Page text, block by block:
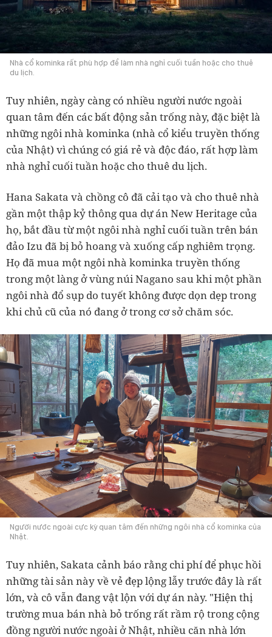
Nhà cổ kominka rất phù hợp để làm nhà nghỉ cuối tuần hoặc cho thuê
du lịch.
Tuy nhiên, ngày càng có nhiều người nước ngoài
quan tâm đến các bất động sản trống này, đặc biệt là
những ngôi nhà kominka (nhà cổ kiểu truyền thống
của Nhật) vì chúng có giá rẻ và độc đáo, rất hợp làm
nhà nghỉ cuối tuần hoặc cho thuê du lịch.
Hana Sakata và chồng cô đã cải tạo và cho thuê nhà
gần một thập kỷ thông qua dự án New Heritage của
họ, bắt đầu từ một ngôi nhà nghỉ cuối tuần trên bán
đảo Izu đã bị bỏ hoang và xuống cấp nghiêm trọng.
Họ đã mua một ngôi nhà kominka truyền thống
trong một làng ở vùng núi Nagano sau khi một phần
ngôi nhà đổ sụp do tuyết không được dọn dẹp trong
khi chủ cũ của nó đang ở trong cơ sở chăm sóc.
Người nước ngoài cực kỳ quan tâm đến những ngôi nhà cổ kominka của
Nhật.
Tuy nhiên, Sakata cảnh báo rằng chi phí để phục hồi
những tài sản này về vẻ đẹp lộng lẫy trước đây là rất
lớn, và cô vẫn đang vật lộn với dự án này. "Hiện thị
trường mua bán nhà bỏ trống rất rầm rộ trong cộng
đồng người nước ngoài ở Nhật, nhiều căn nhà lớn